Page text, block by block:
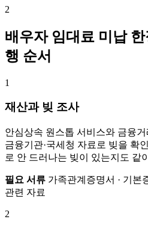
2
배우자 임대료 미납
행 순서
1
재산과 빚 조사
안심상속 원스톱 서비스와 금융
금융기관·국세청 자료로 빚을 확
로 안 드러나는 빚이 있는지도 같
필요 서류 가족관계증명서 · 기본
관련 자료
2